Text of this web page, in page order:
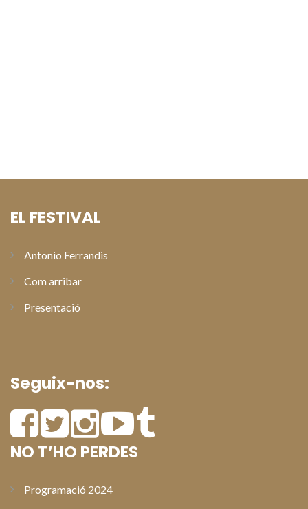
EL FESTIVAL
Antonio Ferrandis
Com arribar
Presentació
Seguix-nos:
NO T’HO PERDES
Programació 2024